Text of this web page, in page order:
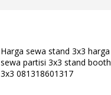
Harga sewa stand 3x3 harga
sewa partisi 3x3 stand booth
3x3 081318601317